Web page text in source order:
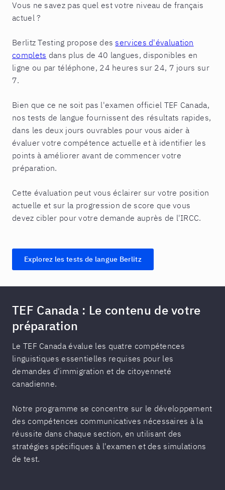
Vous ne savez pas quel est votre niveau de français
actuel ?
Berlitz Testing propose desservices d'évaluation
complets dans plus de 40 langues, disponibles en
ligne ou par téléphone, 24 heures sur 24, 7 jours sur
7.
Bien que ce ne soit pas l'examen officiel TEF Canada,
nos tests de langue fournissent des résultats rapides,
dans les deux jours ouvrables pour vous aider à
évaluer votre compétence actuelle et à identifier les
points à améliorer avant de commencer votre
préparation.
Cette évaluation peut vous éclairer sur votre position
actuelle et sur la progression de score que vous
devez cibler pour votre demande auprès de l'IRCC.
Explorez les tests de langue Berlitz
TEF Canada : Le contenu de votre
préparation
Le TEF Canada évalue les quatre compétences
linguistiques essentielles requises pour les
demandes d'immigration et de citoyenneté
canadienne.
Notre programme se concentre sur le développement
des compétences communicatives nécessaires à la
réussite dans chaque section, en utilisant des
stratégies spécifiques à l'examen et des simulations
de test.